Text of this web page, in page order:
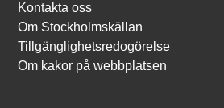
Kontakta oss
Om Stockholmskällan
Tillgänglighetsredogörelse
Om kakor på webbplatsen